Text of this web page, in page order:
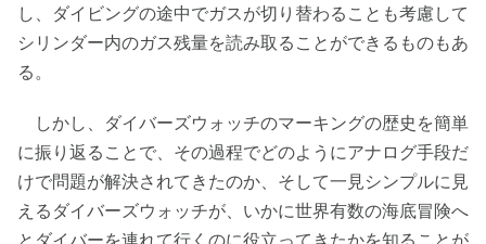
し、ダイビングの途中でガスが切り替わることも考慮して
シリンダー内のガス残量を読み取ることができるものもあ
る。
しかし、ダイバーズウォッチのマーキングの歴史を簡単
に振り返ることで、その過程でどのようにアナログ手段だ
けで問題が解決されてきたのか、そして一見シンプルに見
えるダイバーズウォッチが、いかに世界有数の海底冒険へ
とダイバーを連れて行くのに役立ってきたかを知ることが